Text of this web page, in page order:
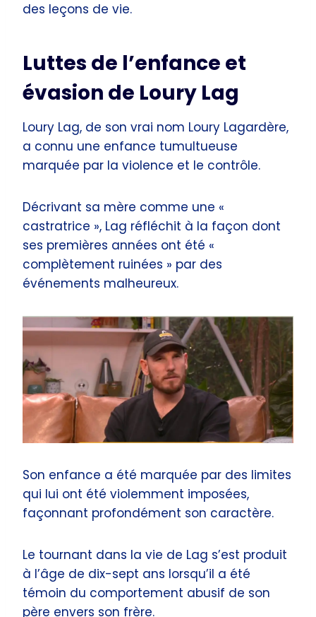
des leçons de vie.
Luttes de l’enfance et
évasion de Loury Lag
Loury Lag, de son vrai nom Loury Lagardère,
a connu une enfance tumultueuse
marquée par la violence et le contrôle.
Décrivant sa mère comme une «
castratrice », Lag réfléchit à la façon dont
ses premières années ont été «
complètement ruinées » par des
événements malheureux.
Son enfance a été marquée par des limites
qui lui ont été violemment imposées,
façonnant profondément son caractère.
Le tournant dans la vie de Lag s’est produit
à l’âge de dix-sept ans lorsqu’il a été
témoin du comportement abusif de son
père envers son frère.